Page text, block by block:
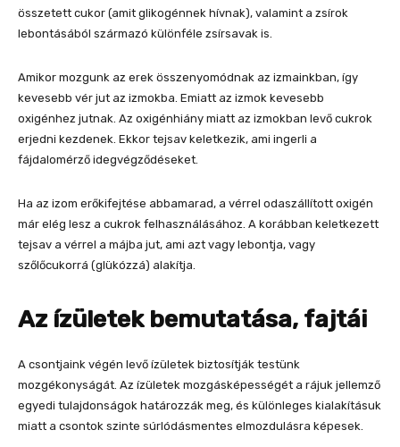
összetett cukor (amit glikogénnek hívnak), valamint a zsírok
lebontásából származó különféle zsírsavak is.
Amikor mozgunk az erek összenyomódnak az izmainkban, így
kevesebb vér jut az izmokba. Emiatt az izmok kevesebb
oxigénhez jutnak. Az oxigénhiány miatt az izmokban levő cukrok
erjedni kezdenek. Ekkor tejsav keletkezik, ami ingerli a
fájdalomérző idegvégződéseket.
Ha az izom erőkifejtése abbamarad, a vérrel odaszállított oxigén
már elég lesz a cukrok felhasználásához. A korábban keletkezett
tejsav a vérrel a májba jut, ami azt vagy lebontja, vagy
szőlőcukorrá (glükózzá) alakítja.
Az ízületek bemutatása, fajtái
A csontjaink végén levő ízületek biztosítják testünk
mozgékonyságát. Az ízületek mozgásképességét a rájuk jellemző
egyedi tulajdonságok határozzák meg, és különleges kialakításuk
miatt a csontok szinte súrlódásmentes elmozdulásra képesek.